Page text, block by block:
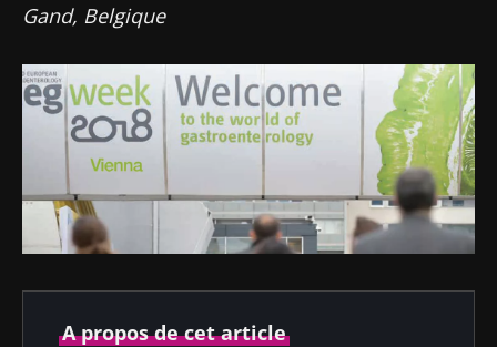
Gand, Belgique
A propos de cet article